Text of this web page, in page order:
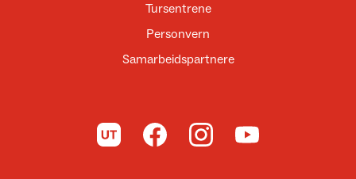
Tursentrene
Personvern
Samarbeidspartnere
Til UT.no Til DNT på Facebook
Til DNT på Instagram
Til DNT på YouTube